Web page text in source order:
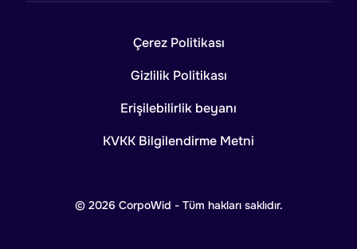
© 2026 CorpoWid - Tüm hakları saklıdır.
Çerez Politikası
Gizlilik Politikası
Erişilebilirlik beyanı
KVKK Bilgilendirme Metni